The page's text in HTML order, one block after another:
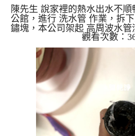
陳先生 說家裡的熱水出水不
公館，進行 洗水管 作業，拆
鏽塊，本公司架起 高周波水
水 至管路裡面，等了約15分，
動 螺旋波 模式，一開始就洗
牛奶一樣，如下圖片影片，兩
淨出水量也恢復正常了!! 如是
會產生鐵鏽跟泥沙堆積，洗出
地下水含有氧化錳，管壁上會
的水會跟石油一樣黑，有些洗
面有銅的物質
觀看次數：